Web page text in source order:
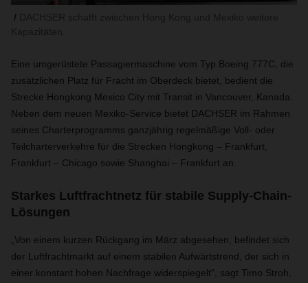
Eine umgerüstete Passagiermaschine vom Typ Boeing 777C, die
zusätzlichen Platz für Fracht im Oberdeck bietet, bedient die
Strecke Hongkong Mexico City mit Transit in Vancouver, Kanada.
Neben dem neuen Mexiko-Service bietet DACHSER im Rahmen
seines Charterprogramms ganzjährig regelmäßige Voll- oder
Teilcharterverkehre für die Strecken Hongkong – Frankfurt,
Frankfurt – Chicago sowie Shanghai – Frankfurt an.
Starkes Luftfrachtnetz für stabile Supply-Chain-
Lösungen
„Von einem kurzen Rückgang im März abgesehen, befindet sich
der Luftfrachtmarkt auf einem stabilen Aufwärtstrend, der sich in
einer konstant hohen Nachfrage widerspiegelt“, sagt Timo Stroh,